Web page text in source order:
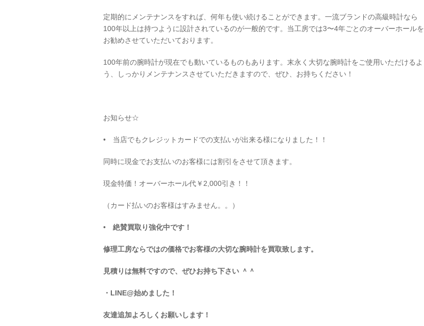
定期的にメンテナンスをすれば、何年も使い続けることができます。一流ブランドの高級時計なら
100年以上は持つように設計されているのが一般的です。当工房では3〜4年ごとのオーバーホールを
お勧めさせていただいております。
100年前の腕時計が現在でも動いているものもあります。末永く大切な腕時計をご使用いただけるよ
う、しっかりメンテナンスさせていただきますので、ぜひ、お持ちください！
お知らせ☆
• 当店でもクレジットカードでの支払いが出来る様になりました！！
同時に現金でお支払いのお客様には割引をさせて頂きます。
現金特価！オーバーホール代￥2,000引き！！
（カード払いのお客様はすみません。。）
• 絶賛買取り強化中です！
修理工房ならではの価格でお客様の大切な腕時計を買取致します。
見積りは無料ですので、ぜひお持ち下さい ＾＾
・LINE@始めました！
友達追加よろしくお願いします ！